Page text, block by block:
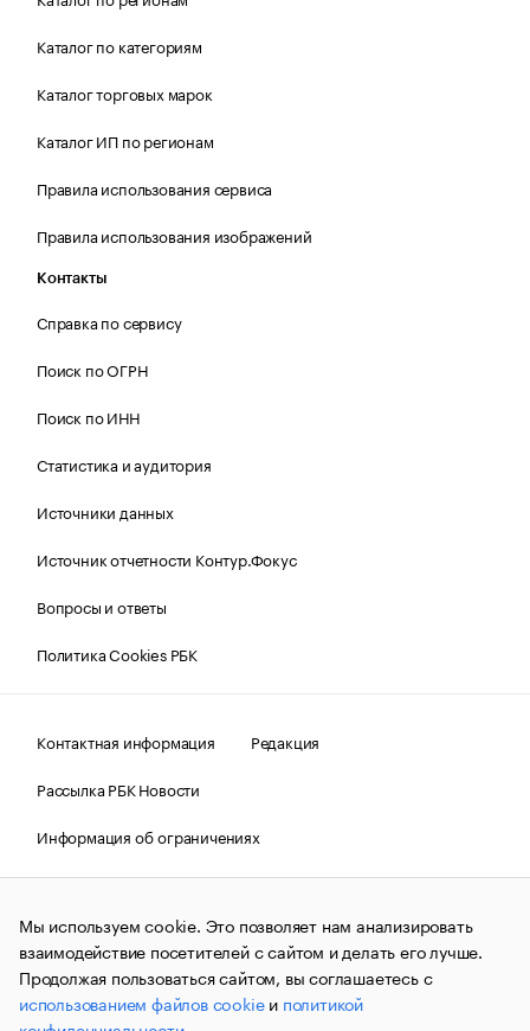
Каталог по категориям
Каталог торговых марок
Каталог ИП по регионам
Правила использования сервиса
Правила использования изображений
Контакты
Справка по сервису
Поиск по ОГРН
Поиск по ИНН
Статистика и аудитория
Источники данных
Источник отчетности Контур.Фокус
Вопросы и ответы
Политика Cookies РБК
Контактная информация
Редакция
Рассылка РБК Новости
Информация об ограничениях
Правовая информация
О соблюдении авторских прав
© АО «РОСБИЗНЕСКОНСАЛТИНГ»,1995–2026.Сообщения
и материалы информационного агентства «РБК»
(зарегистрировано Федеральной службой по надзору в сфере
связи, информационных технологий и массовых
коммуникаций (Роскомнадзор) 09.12.2015 за номером ИА
№ФС77-63848) сопровождаются пометкой «РБК». Отдельные
Мы используем cookie. Это позволяет нам анализировать
взаимодействие посетителей с сайтом и делать его лучше.
Продолжая пользоваться сайтом, вы соглашаетесь с
использованием файлов cookieи политикой